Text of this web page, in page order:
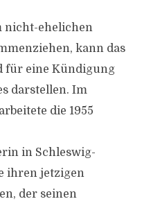
nicht-ehelichen
kann das
für eine Kündigung
darstellen. Im
die 1955
in Schleswig-
ihren jetzigen
der seinen